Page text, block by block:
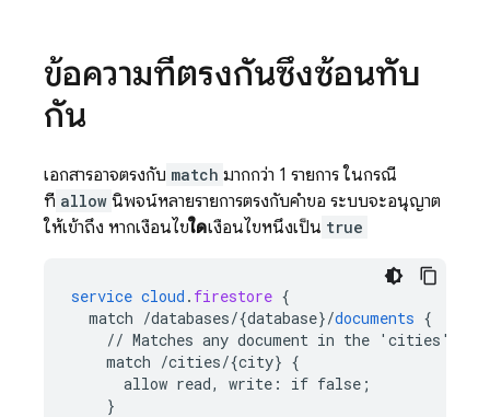
ข้อความที่ตรงกันซึ่งซ้อนทับ
กัน
เอกสารอาจตรงกับ match มากกว่า 1 รายการ ในกรณี
ที่ allow นิพจน์หลายรายการตรงกับคำขอ ระบบจะอนุญาต
ให้เข้าถึง หากเงื่อนไขใดเงื่อนไขหนึ่งเป็น true
service cloud . firestore {
match /databases/{database}/documents {
// Matches any document in the 'cities'
match /cities/{city} {
allow read, write : if false ;
}